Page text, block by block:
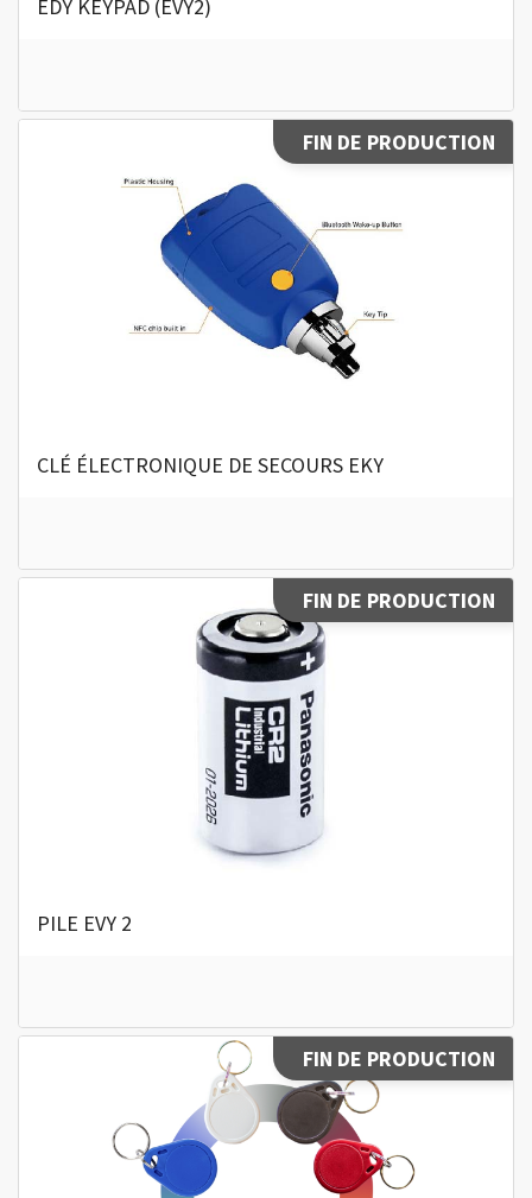
EDY KEYPAD (EVY2)
FIN DE PRODUCTION
CLÉ ÉLECTRONIQUE DE SECOURS EKY
FIN DE PRODUCTION
PILE EVY 2
FIN DE PRODUCTION